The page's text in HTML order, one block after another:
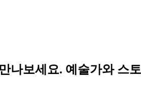
보세요. 예술가와 스